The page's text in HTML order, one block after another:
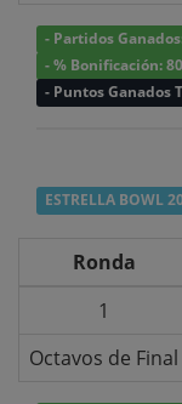
- Partidos
- % Bonificación:
- Puntos Ganados
ESTRELLA BOWL
Ronda
1
Octavos de Final